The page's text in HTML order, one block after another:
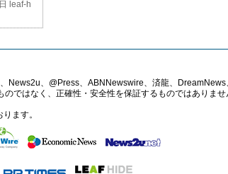
leaf-h
News2u、@Press、ABNNewswire、済龍、DreamNews
ではなく、正確性・安全性を保証するものではありませ
ます。